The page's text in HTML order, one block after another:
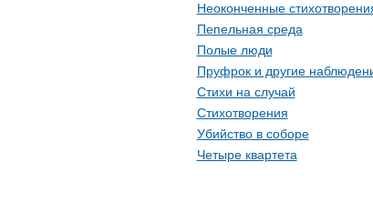
Неоконченные
Пепельная среда
Полые люди
Пруфрок и другие
Стихи на случай
Стихотворения
Убийство в соборе
Четыре квартета